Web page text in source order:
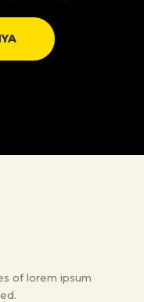
of lorem ipsum